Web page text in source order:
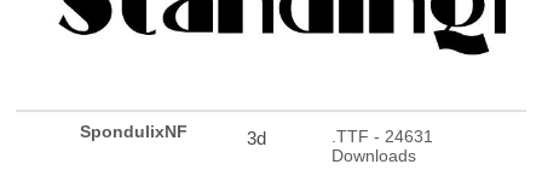
SpondulixNF 3d
.TTF - 24631
Downloads